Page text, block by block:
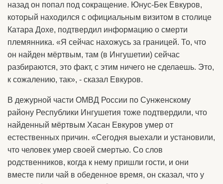
назад он попал под сокращение. Юнус-Бек Евкуров,
который находился с официальным визитом в столице
Катара Дохе, подтвердил информацию о смерти
племянника. «Я сейчас нахожусь за границей. То, что
он найден мёртвым, там (в Ингушетии) сейчас
разбираются, это факт, с этим ничего не сделаешь. Это,
к сожалению, так», - сказал Евкуров.
В дежурной части ОМВД России по Сунженскому
району Республики Ингушетия тоже подтвердили, что
найденный мёртвым Хасан Евкуров умер от
естественных причин. «Сегодня выехали и установили,
что человек умер своей смертью. Со слов
родственников, когда к нему пришли гости, и они
вместе пили чай в обеденное время, он сказал, что у